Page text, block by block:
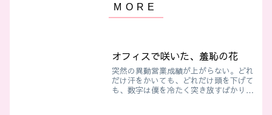
オフィスで咲いた、羞恥の花
突然の異動営業成績が上がらない。どれ
だけ汗をかいても、どれだけ頭を下げて
も、数字は僕を冷たく突き放すばかり